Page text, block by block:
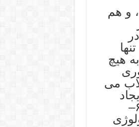
و هم
هیچ
می
جامعه ای با طرحی نو، شایسته و مناسب گردد.» ص ۶۵–